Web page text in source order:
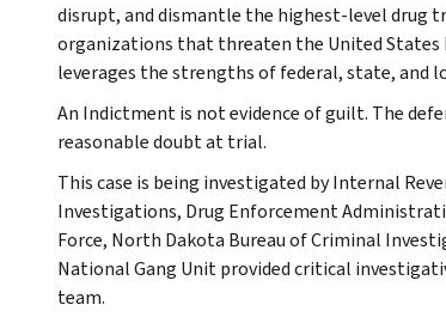
disrupt, and dismantle the highest-level drug
organizations that threaten the United
leverages the strengths of federal, state, and
An Indictment is not evidence of guilt. The
reasonable doubt at trial.
This case is being investigated by Internal
Investigations, Drug Enforcement
Force, North Dakota Bureau of Criminal
National Gang Unit provided critical
team.